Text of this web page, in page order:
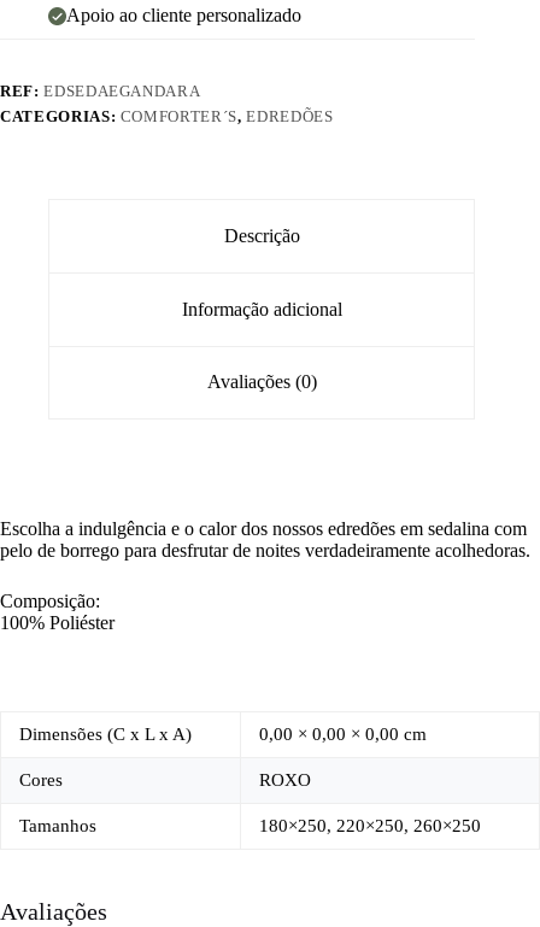
Apoio ao cliente personalizado
REF:EDSEDAEGANDARA
CATEGORIAS: COMFORTER´S,EDREDÕES
Descrição
Informação adicional
Avaliações (0)
Escolha a indulgência e o calor dos nossos edredões em sedalina com
pelo de borrego para desfrutar de noites verdadeiramente acolhedoras.
Composição:
100% Poliéster
Dimensões (C x L x A) 0,00 × 0,00 × 0,00 cm
Cores ROXO
Tamanhos 180×250, 220×250, 260×250
Avaliações